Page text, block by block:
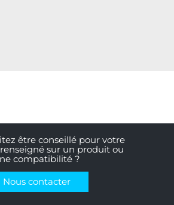
être conseillé pour votre
sur un produit ou
compatibilité ?
Nous contacter